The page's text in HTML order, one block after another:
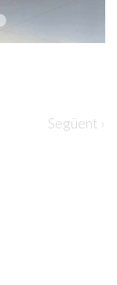
Següent ›